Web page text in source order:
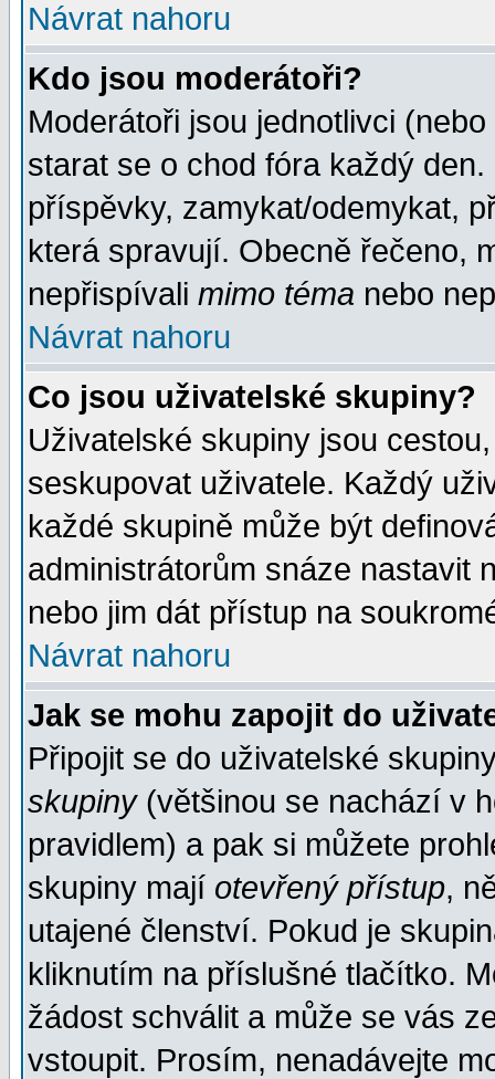
Návrat nahoru
Kdo jsou moderátoři?
Moderátoři jsou jednotlivci
starat se o chod fóra každý
příspěvky, zamykat/odemykat,
která spravují. Obecně řečeno,
nepřispívali mimo téma nebo
Návrat nahoru
Co jsou uživatelské skupiny?
Uživatelské skupiny jsou
seskupovat uživatele. Každý
každé skupině může být
administrátorům snáze nastavit
nebo jim dát přístup na
Návrat nahoru
Jak se mohu zapojit do
Připojit se do uživatelské
skupiny(většinou se nachází v
pravidlem) a pak si můžete
skupiny mají otevřený přístup,
utajené členství. Pokud je
kliknutím na příslušné tlačítko.
žádost schválit a může se vás
vstoupit. Prosím, nenadávejte